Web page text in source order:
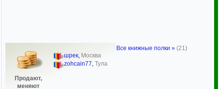
Продают,
меняют
шрек, Москва
zohcain77, Тула
Все книжные полки » (21)